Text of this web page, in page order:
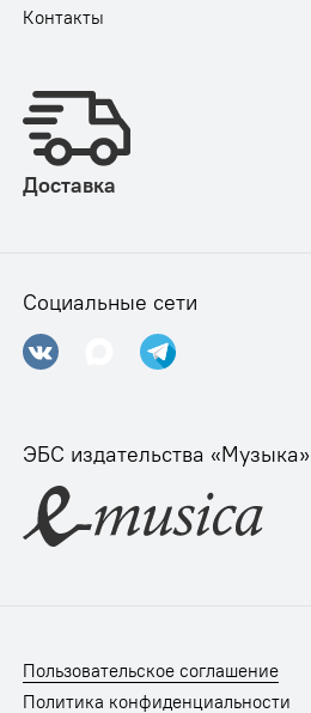
Контакты
Доставка
Социальные сети
ЭБС издательства «Музыка»
Пользовательское соглашение
Политика конфиденциальности